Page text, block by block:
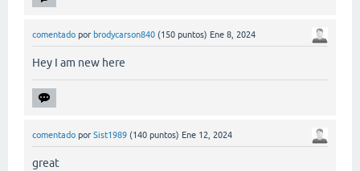
comentado por brodycarson840 (150 puntos) Ene 8, 2024
Hey I am new here
comentado por Sist1989 (140 puntos) Ene 12, 2024
great